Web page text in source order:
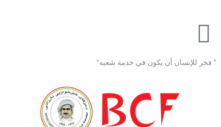
" فخر للإنسان أن يكون في خدمة شعبه"